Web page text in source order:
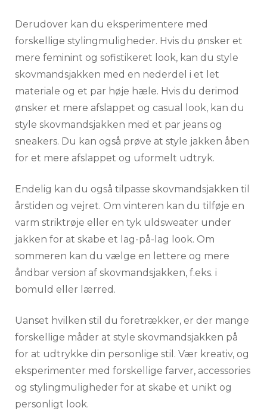
Derudover kan du eksperimentere med
forskellige stylingmuligheder. Hvis du ønsker et
mere feminint og sofistikeret look, kan du style
skovmandsjakken med en nederdel i et let
materiale og et par høje hæle. Hvis du derimod
ønsker et mere afslappet og casual look, kan du
style skovmandsjakken med et par jeans og
sneakers. Du kan også prøve at style jakken åben
for et mere afslappet og uformelt udtryk.
Endelig kan du også tilpasse skovmandsjakken til
årstiden og vejret. Om vinteren kan du tilføje en
varm striktrøje eller en tyk uldsweater under
jakken for at skabe et lag-på-lag look. Om
sommeren kan du vælge en lettere og mere
åndbar version af skovmandsjakken, f.eks. i
bomuld eller lærred.
Uanset hvilken stil du foretrækker, er der mange
forskellige måder at style skovmandsjakken på
for at udtrykke din personlige stil. Vær kreativ, og
eksperimenter med forskellige farver, accessories
og stylingmuligheder for at skabe et unikt og
personligt look.